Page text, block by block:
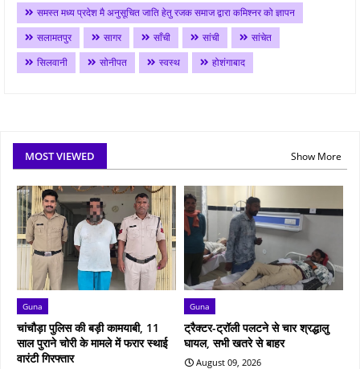
समस्त मध्य प्रदेश मै अनुसूचित जाति हेतु रजक समाज द्वारा कमिश्नर को ज्ञापन
सलामतपुर
सागर साँची सांची
सांचेत
सिलवानी
सोनीपत स्वस्थ होशंगाबाद
MOST VIEWED Show More
Guna
चांचौड़ा पुलिस की बड़ी कामयाबी, 11
साल पुराने चोरी के मामले में फरार स्थाई
वारंटी गिरफ्तार
Guna
ट्रैक्टर-ट्रॉली पलटने से चार श्रद्धालु
घायल, सभी खतरे से बाहर
August 09, 2026